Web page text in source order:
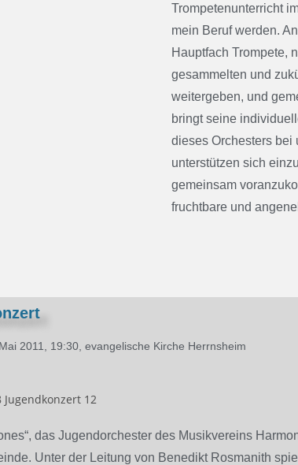
Trompetenunterricht
mein Beruf werden.
Hauptfach Trompete,
gesammelten und
weitergeben, und
bringt seine
dieses Orchesters bei
unterstützen sich
gemeinsam
fruchtbare und
2011, 19:30, evangelische Kirche Herrnsheim
das Jugendorchester des Musikvereins
Unter der Leitung von Benedikt Rosmanith